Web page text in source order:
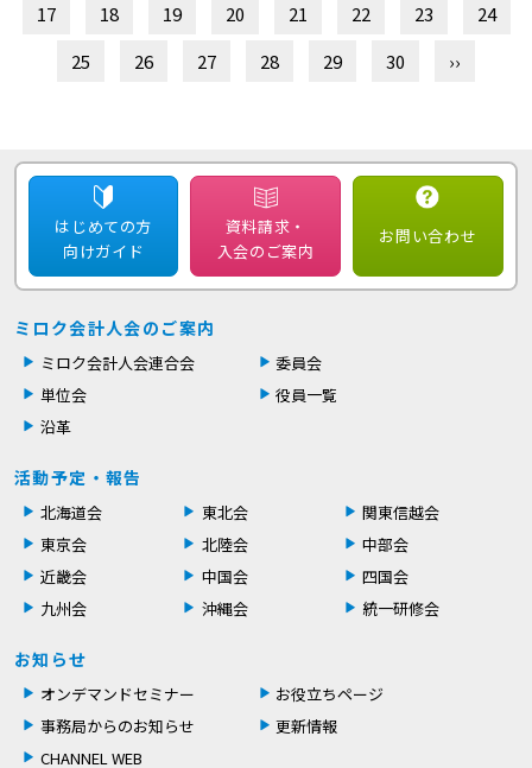
17
18 19 20 21 22 23
24
25
26 27 28 29 30 ››
はじめての方
向けガイド
資料請求・
入会のご案内
お問い合わせ
ミロク会計人会のご案内
ミロク会計人会連合会
委員会
単位会
役員一覧
沿革
活動予定・報告
北海道会 東北会
関東信越会
東京会
北陸会
中部会
近畿会
中国会
四国会
九州会
沖縄会 統一研修会
お知らせ
オンデマンドセミナー
お役立ちページ
事務局からのお知らせ
更新情報
CHANNEL WEB